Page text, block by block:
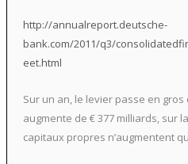
http://annualreport.deutsche-
bank.com/2011/q3/
eet.html
Sur un an, le levier passe en gros
augmente de € 377 milliards, sur
capitaux propres n’augmentent